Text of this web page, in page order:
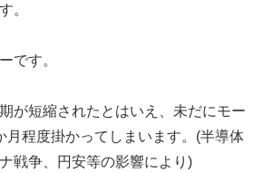
。
です。
が短縮されたとはいえ、未だにモー
月程度掛かってしまいます。(半導体
戦争、円安等の影響により)